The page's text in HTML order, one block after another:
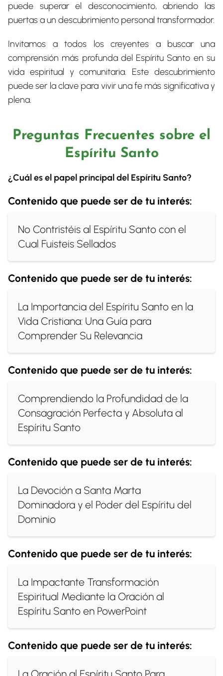
puede superar el desconocimiento, abriendo las
puertas a un descubrimiento personal transformador.
Invitamos a todos los creyentes a buscar una
comprensión más profunda del Espíritu Santo en su
vida espiritual y comunitaria. Este descubrimiento
puede ser la clave para vivir una fe más significativa y
plena.
Preguntas Frecuentes sobre el
Espíritu Santo
¿Cuál es el papel principal del Espíritu Santo?
Contenido que puede ser de tu interés:
No Contristéis al Espíritu Santo con el
Cual Fuisteis Sellados
Contenido que puede ser de tu interés:
La Importancia del Espíritu Santo en la
Vida Cristiana: Una Guía para
Comprender Su Relevancia
Contenido que puede ser de tu interés:
Comprendiendo la Profundidad de la
Consagración Perfecta y Absoluta al
Espíritu Santo
Contenido que puede ser de tu interés:
La Devoción a Santa Marta
Dominadora y el Poder del Espíritu del
Dominio
Contenido que puede ser de tu interés:
La Impactante Transformación
Espiritual Mediante la Oración al
Espíritu Santo en PowerPoint
Contenido que puede ser de tu interés: